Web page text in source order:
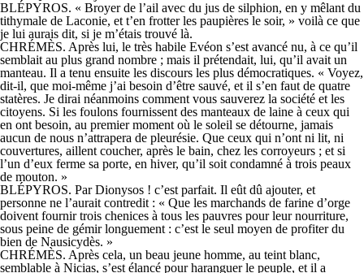
BLÉPYROS. « Broyer de l’ail avec du jus de silphion, en y mêlant du
tithymale de Laconie, et t’en frotter les paupières le soir, » voilà ce que
je lui aurais dit, si je m’étais trouvé là.
CHRÉMÈS. Après lui, le très habile Evéon s’est avancé nu, à ce qu’il
semblait au plus grand nombre ; mais il prétendait, lui, qu’il avait un
manteau. Il a tenu ensuite les discours les plus démocratiques. « Voyez,
dit-il, que moi-même j’ai besoin d’être sauvé, et il s’en faut de quatre
statères. Je dirai néanmoins comment vous sauverez la société et les
citoyens. Si les foulons fournissent des manteaux de laine à ceux qui
en ont besoin, au premier moment où le soleil se détourne, jamais
aucun de nous n’attrapera de pleurésie. Que ceux qui n’ont ni lit, ni
couvertures, aillent coucher, après le bain, chez les corroyeurs ; et si
l’un d’eux ferme sa porte, en hiver, qu’il soit condamné à trois peaux
de mouton. »
BLÉPYROS. Par Dionysos ! c’est parfait. Il eût dû ajouter, et
personne ne l’aurait contredit : « Que les marchands de farine d’orge
doivent fournir trois chenices à tous les pauvres pour leur nourriture,
sous peine de gémir longuement : c’est le seul moyen de profiter du
bien de Nausicydès. »
CHRÉMÈS. Après cela, un beau jeune homme, au teint blanc,
semblable à Nicias, s’est élancé pour haranguer le peuple, et il a